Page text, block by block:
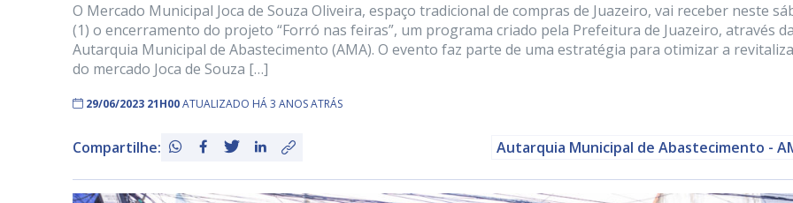
O Mercado Municipal Joca de Souza Oliveira, espaço tradicional de compras de Juazeiro, vai receber neste
(1) o encerramento do projeto “Forró nas feiras”, um programa criado pela Prefeitura de Juazeiro, através
Autarquia Municipal de Abastecimento (AMA). O evento faz parte de uma estratégia para otimizar a
do mercado Joca de Souza […]
29/06/2023 21H00ATUALIZADO HÁ 3 ANOS ATRÁS
Compartilhe: Autarquia Municipal de Abastecimento -